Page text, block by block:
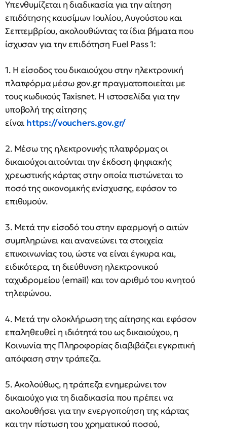
Υπενθυμίζεται η διαδικασία για την αίτηση
επιδότησης καυσίμων Ιουλίου, Αυγούστου και
Σεπτεμβρίου, ακολουθώντας τα ίδια βήματα που
ίσχυσαν για την επιδότηση Fuel Pass 1:
1. Η είσοδος του δικαιούχου στην ηλεκτρονική
πλατφόρμα μέσω gov.gr πραγματοποιείται με
τους κωδικούς Taxisnet. Η ιστοσελίδα για την
υποβολή της αίτησης
είναι https://vouchers.gov.gr/
2. Μέσω της ηλεκτρονικής πλατφόρμας οι
δικαιούχοι αιτούνται την έκδοση ψηφιακής
χρεωστικής κάρτας στην οποία πιστώνεται το
ποσό της οικονομικής ενίσχυσης, εφόσον το
επιθυμούν.
3. Μετά την είσοδό του στην εφαρμογή ο αιτών
συμπληρώνει και ανανεώνει τα στοιχεία
επικοινωνίας του, ώστε να είναι έγκυρα και,
ειδικότερα, τη διεύθυνση ηλεκτρονικού
ταχυδρομείου (email) και τον αριθμό του κινητού
τηλεφώνου.
4. Μετά την ολοκλήρωση της αίτησης και εφόσον
επαληθευθεί η ιδιότητά του ως δικαιούχου, η
Κοινωνία της Πληροφορίας διαβιβάζει εγκριτική
απόφαση στην τράπεζα.
5. Ακολούθως, η τράπεζα ενημερώνει τον
δικαιούχο για τη διαδικασία που πρέπει να
ακολουθήσει για την ενεργοποίηση της κάρτας
και την πίστωση του χρηματικού ποσού,